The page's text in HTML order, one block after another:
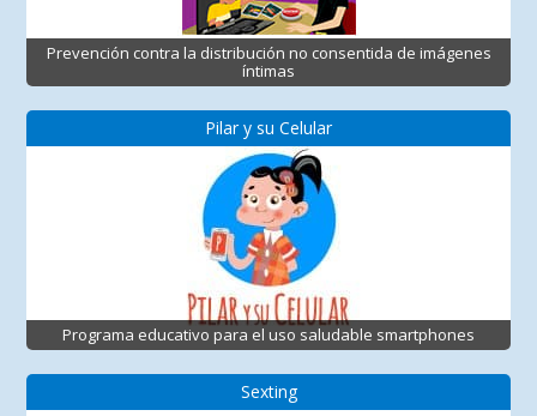
Prevención contra la distribución no consentida de imágenes
íntimas
Pilar y su Celular
Programa educativo para el uso saludable smartphones
Sexting